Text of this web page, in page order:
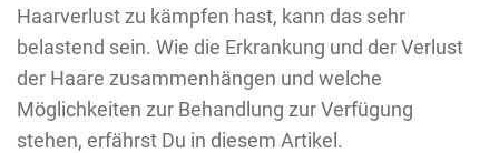
Haarverlust zu kämpfen hast, kann das sehr
belastend sein. Wie die Erkrankung und der Verlust
der Haare zusammenhängen und welche
Möglichkeiten zur Behandlung zur Verfügung
stehen, erfährst Du in diesem Artikel.